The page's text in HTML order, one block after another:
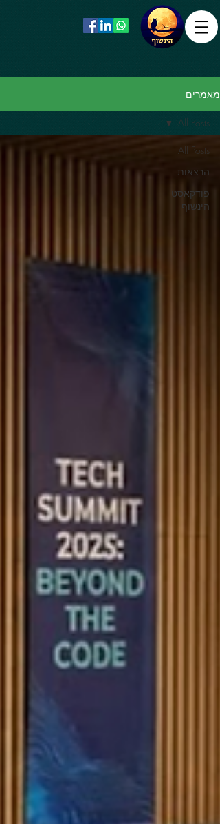
מאמרים
All Posts
הרצאות
פודקאסט
הינשוף
All Posts